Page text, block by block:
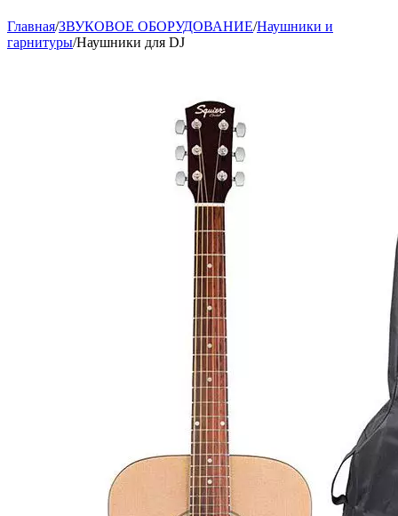
Главная/ЗВУКОВОЕ ОБОРУДОВАНИЕ/Наушники и
гарнитуры/Наушники для DJ